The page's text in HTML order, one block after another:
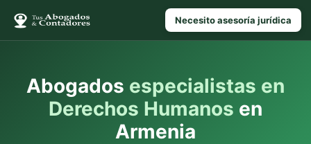
Necesito asesoría jurídica
Abogados especialistas en
Derechos Humanos en
Armenia